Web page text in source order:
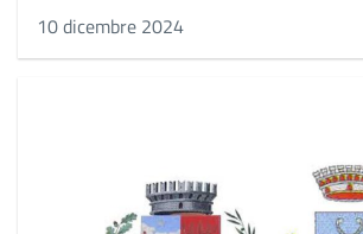
10 dicembre 2024